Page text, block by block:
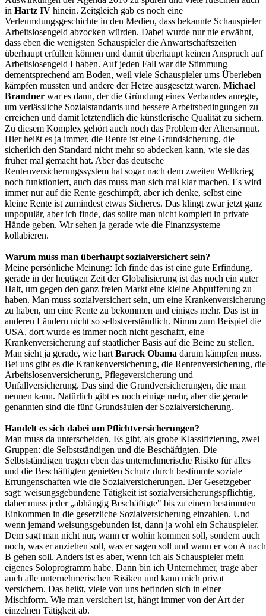
in Hartz IV hinein. Zeitgleich gab es noch eine
Verleumdungsgeschichte in den Medien, dass bekannte Schauspieler
Arbeitslosengeld abzocken würden. Dabei wurde nur nie erwähnt,
dass eben die wenigsten Schauspieler die Anwartschaftszeiten
überhaupt erfüllen können und damit überhaupt keinen Anspruch auf
Arbeitslosengeld I haben. Auf jeden Fall war die Stimmung
dementsprechend am Boden, weil viele Schauspieler ums Überleben
kämpfen mussten und andere der Hetze ausgesetzt waren. Michael
Brandner war es dann, der die Gründung eines Verbandes anregte,
um verlässliche Sozialstandards und bessere Arbeitsbedingungen zu
erreichen und damit letztendlich die künstlerische Qualität zu sichern.
Zu diesem Komplex gehört auch noch das Problem der Altersarmut.
Hier heißt es ja immer, die Rente ist eine Grundsicherung, die
sicherlich den Standard nicht mehr so abdecken kann, wie sie das
früher mal gemacht hat. Aber das deutsche
Rentenversicherungssystem hat sogar nach dem zweiten Weltkrieg
noch funktioniert, auch das muss man sich mal klar machen. Es wird
immer nur auf die Rente geschimpft, aber ich denke, selbst eine
kleine Rente ist zumindest etwas Sicheres. Das klingt zwar jetzt ganz
unpopulär, aber ich finde, das sollte man nicht komplett in private
Hände geben. Wir sehen ja gerade wie die Finanzsysteme
kollabieren.
Warum muss man überhaupt sozialversichert sein?
Meine persönliche Meinung: Ich finde das ist eine gute Erfindung,
gerade in der heutigen Zeit der Globalisierung ist das noch ein guter
Halt, um gegen den ganz freien Markt eine kleine Abpufferung zu
haben. Man muss sozialversichert sein, um eine Krankenversicherung
zu haben, um eine Rente zu bekommen und einiges mehr. Das ist in
anderen Ländern nicht so selbstverständlich. Nimm zum Beispiel die
USA, dort wurde es immer noch nicht geschafft, eine
Krankenversicherung auf staatlicher Basis auf die Beine zu stellen.
Man sieht ja gerade, wie hart Barack Obama darum kämpfen muss.
Bei uns gibt es die Krankenversicherung, die Rentenversicherung, die
Arbeitslosenversicherung, Pflegeversicherung und
Unfallversicherung. Das sind die Grundversicherungen, die man
nennen kann. Natürlich gibt es noch einige mehr, aber die gerade
genannten sind die fünf Grundsäulen der Sozialversicherung.
Handelt es sich dabei um Pflichtversicherungen?
Man muss da unterscheiden. Es gibt, als grobe Klassifizierung, zwei
Gruppen: die Selbstständigen und die Beschäftigten. Die
Selbstständigen tragen eben das unternehmerische Risiko für alles
und die Beschäftigten genießen Schutz durch bestimmte soziale
Errungenschaften wie die Sozialversicherungen. Der Gesetzgeber
sagt: weisungsgebundene Tätigkeit ist sozialversicherungspflichtig,
daher muss jeder „abhängig Beschäftigte" bis zu einem bestimmten
Einkommen in die gesetzliche Sozialversicherung einzahlen. Und
wenn jemand weisungsgebunden ist, dann ja wohl ein Schauspieler.
Dem sagt man nicht nur, wann er wohin kommen soll, sondern auch
noch, was er anziehen soll, was er sagen soll und wann er von A nach
B gehen soll. Anders ist es aber, wenn ich als Schauspieler mein
eigenes Soloprogramm habe. Dann bin ich Unternehmer, trage aber
auch alle unternehmerischen Risiken und kann mich privat
versichern. Das heißt, viele von uns befinden sich in einer
Mischform. Wie man versichert ist, hängt immer von der Art der
einzelnen Tätigkeit ab.